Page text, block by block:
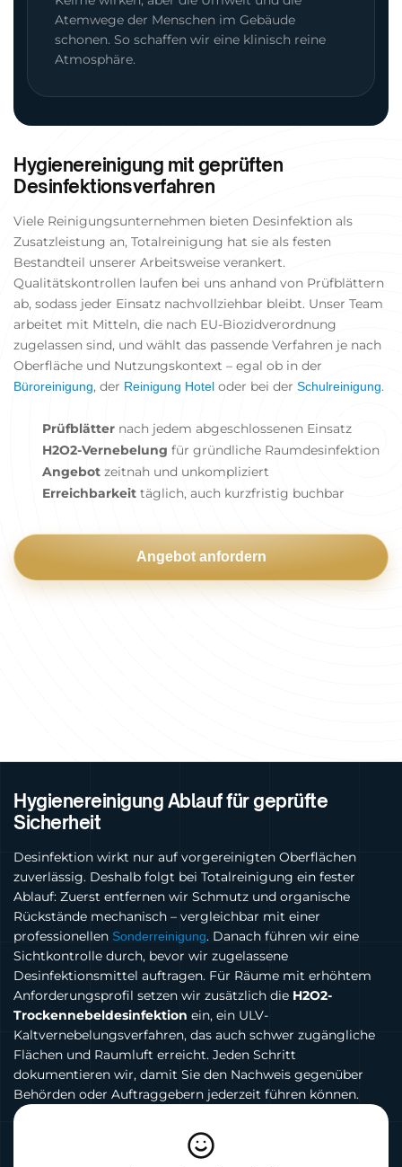
Atemwege der Menschen im Gebäude
schonen. So schaffen wir eine klinisch reine
Atmosphäre.
Hygienereinigung mit geprüften
Desinfektionsverfahren
Viele Reinigungsunternehmen bieten Desinfektion als
Zusatzleistung an, Totalreinigung hat sie als festen
Bestandteil unserer Arbeitsweise verankert.
Qualitätskontrollen laufen bei uns anhand von Prüfblättern
ab, sodass jeder Einsatz nachvollziehbar bleibt. Unser Team
arbeitet mit Mitteln, die nach EU-Biozidverordnung
zugelassen sind, und wählt das passende Verfahren je nach
Oberfläche und Nutzungskontext – egal ob in der
Büroreinigung, der Reinigung Hotel oder bei der Schulreinigung.
Prüfblätter nach jedem abgeschlossenen Einsatz
H2O2-Vernebelung für gründliche Raumdesinfektion
Angebot zeitnah und unkompliziert
Erreichbarkeit täglich, auch kurzfristig buchbar
Angebot anfordern
Hygienereinigung Ablauf für geprüfte
Sicherheit
Desinfektion wirkt nur auf vorgereinigten Oberflächen
zuverlässig. Deshalb folgt bei Totalreinigung ein fester
Ablauf: Zuerst entfernen wir Schmutz und organische
Rückstände mechanisch – vergleichbar mit einer
professionellen Sonderreinigung. Danach führen wir eine
Sichtkontrolle durch, bevor wir zugelassene
Desinfektionsmittel auftragen. Für Räume mit erhöhtem
Anforderungsprofil setzen wir zusätzlich die H2O2-
Trockennebeldesinfektion ein, ein ULV-
Kaltvernebelungsverfahren, das auch schwer zugängliche
Flächen und Raumluft erreicht. Jeden Schritt
dokumentieren wir, damit Sie den Nachweis gegenüber
Behörden oder Auftraggebern jederzeit führen können.